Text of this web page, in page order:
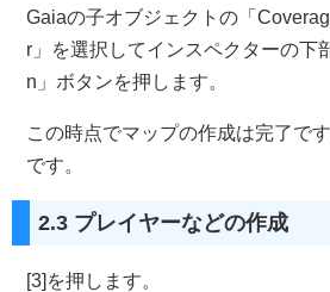
Gaiaの子オブジェクトの「
r」を選択してインスペクターの下
n」ボタンを押します。
この時点でマップの作成は完了で
です。
2.3 プレイヤーなどの作成
[3]を押します。